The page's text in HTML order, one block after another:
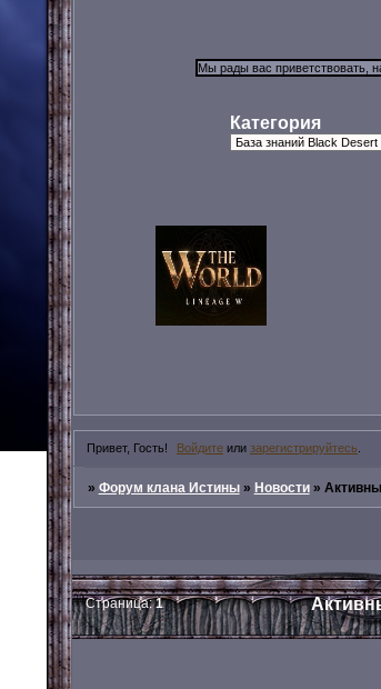
Категория
Привет, Гость! Войдите или зарегистрируйтесь
» Форум клана Истины » Новости »
Страница:1